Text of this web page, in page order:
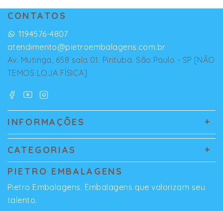
CONTATOS
1194576-4807
atendimento@pietroembalagens.com.br
Av. Mutinga, 658 sala 01. Pirituba. São Paulo - SP [NÃO
TEMOS LOJA FÍSICA]
INFORMAÇÕES
CATEGORIAS
PIETRO EMBALAGENS
Pietro Embalagens. Embalagens que valorizam seu
talento.